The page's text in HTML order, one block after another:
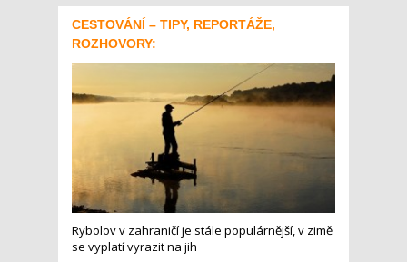
CESTOVÁNÍ – TIPY, REPORTÁŽE,
ROZHOVORY:
Rybolov v zahraničí je stále populárnější, v zimě
se vyplatí vyrazit na jih